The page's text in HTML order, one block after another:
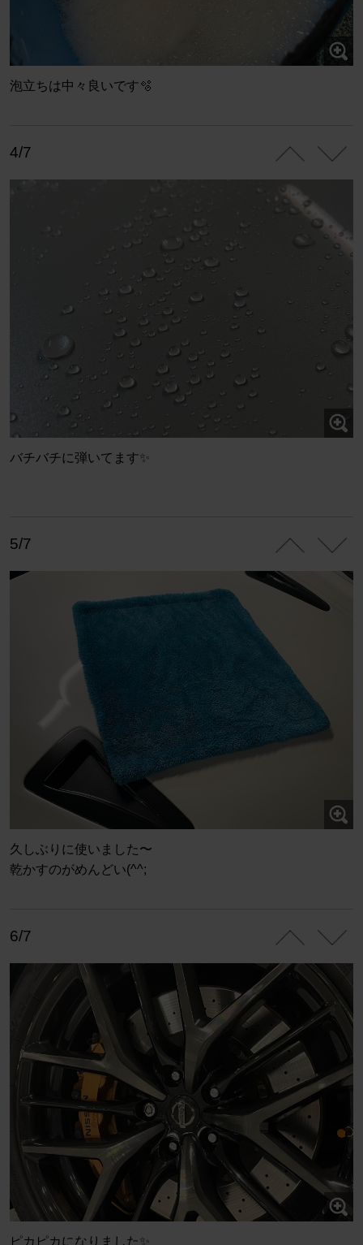
泡立ちは中々良いです🫧
4/7
バチバチに弾いてます✨
5/7
久しぶりに使いました〜
乾かすのがめんどい(^^;
6/7
ピカピカになりました✨